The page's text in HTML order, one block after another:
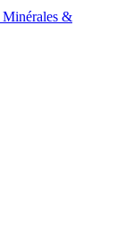
Minérales &